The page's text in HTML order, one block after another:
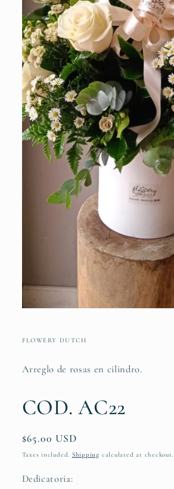
in
FLOWERY DUTCH
Arreglo de rosas en cilindro.
COD. AC22
Regular
price
$65.00 USD
Taxes included. Shipping calculated at checkout.
Dedicatoria: